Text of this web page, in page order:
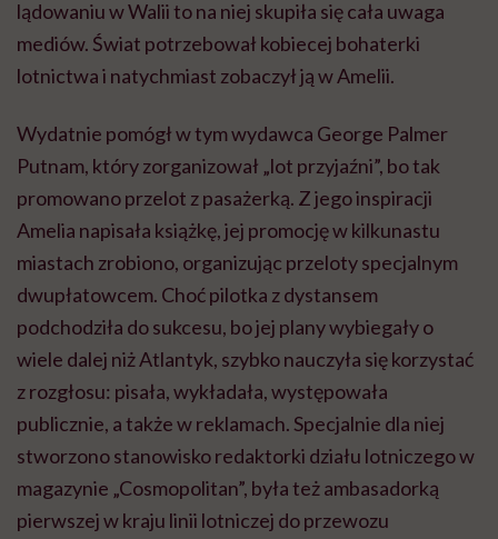
lądowaniu w Walii to na niej skupiła się cała uwaga
mediów. Świat potrzebował kobiecej bohaterki
lotnictwa i natychmiast zobaczył ją w Amelii.
Wydatnie pomógł w tym wydawca George Palmer
Putnam, który zorganizował „lot przyjaźni”, bo tak
promowano przelot z pasażerką. Z jego inspiracji
Amelia napisała książkę, jej promocję w kilkunastu
miastach zrobiono, organizując przeloty specjalnym
dwupłatowcem. Choć pilotka z dystansem
podchodziła do sukcesu, bo jej plany wybiegały o
wiele dalej niż Atlantyk, szybko nauczyła się korzystać
z rozgłosu: pisała, wykładała, występowała
publicznie, a także w reklamach. Specjalnie dla niej
stworzono stanowisko redaktorki działu lotniczego w
magazynie „Cosmopolitan”, była też ambasadorką
pierwszej w kraju linii lotniczej do przewozu